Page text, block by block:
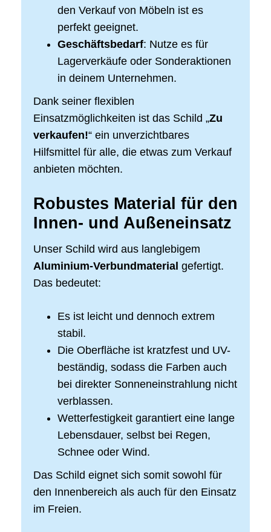
den Verkauf von Möbeln ist es
perfekt geeignet.
Geschäftsbedarf: Nutze es für
Lagerverkäufe oder Sonderaktionen
in deinem Unternehmen.
Dank seiner flexiblen
Einsatzmöglichkeiten ist das Schild „Zu
verkaufen!“ ein unverzichtbares
Hilfsmittel für alle, die etwas zum Verkauf
anbieten möchten.
Robustes Material für den
Innen- und Außeneinsatz
Unser Schild wird aus langlebigem
Aluminium-Verbundmaterial gefertigt.
Das bedeutet:
Es ist leicht und dennoch extrem
stabil.
Die Oberfläche ist kratzfest und UV-
beständig, sodass die Farben auch
bei direkter Sonneneinstrahlung nicht
verblassen.
Wetterfestigkeit garantiert eine lange
Lebensdauer, selbst bei Regen,
Schnee oder Wind.
Das Schild eignet sich somit sowohl für
den Innenbereich als auch für den Einsatz
im Freien.